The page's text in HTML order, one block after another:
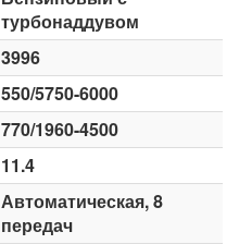
турбонаддувом
3996
550/5750-6000
770/1960-4500
11.4
Автоматическая, 8
передач